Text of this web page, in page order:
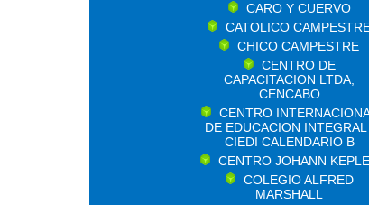
CARO Y CUERVO
CATOLICO
CHICO CAMPESTRE
CENTRO DE
CAPACITACION LTDA,
CENCABO
CENTRO
DE EDUCACION INTEGRAL
CIEDI CALENDARIO B
CENTRO JOHANN
COLEGIO ALFRED
MARSHALL